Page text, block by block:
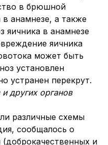
в брюшной
в анамнезе, а также
яичника в анамнезе
яичника
может быть
установлен
устранен перекрут.
других органов
различные схемы
сообщалось о
(доброкачественных и